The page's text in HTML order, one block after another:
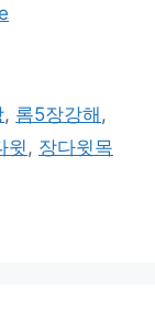
, 롬5장강해 ,
윗 , 장다윗목